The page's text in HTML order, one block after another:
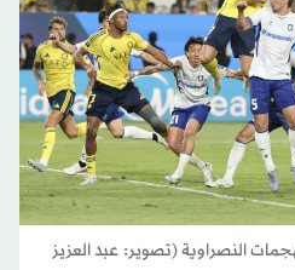
النصراوية (تصوير: عبد العزيز